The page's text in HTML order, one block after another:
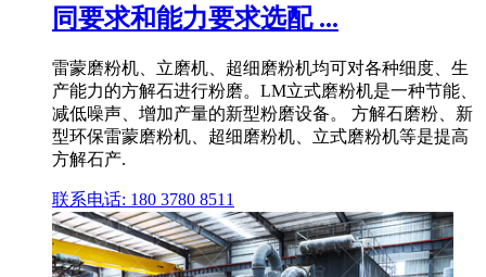
同要求和能力要求选配 ...
雷蒙磨粉机、立磨机、超细磨粉机均可对各种细度、生
产能力的方解石进行粉磨。LM立式磨粉机是一种节能、
减低噪声、增加产量的新型粉磨设备。 方解石磨粉、新
型环保雷蒙磨粉机、超细磨粉机、立式磨粉机等是提高
方解石产.
联系电话: 180 3780 8511